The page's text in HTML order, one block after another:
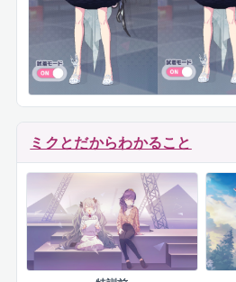
ミクとだからわかること